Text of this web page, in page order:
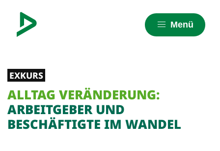
Menü
EXKURS
ALLTAG VERÄNDERUNG:
ARBEITGEBER UND
BESCHÄFTIGTE IM WANDEL